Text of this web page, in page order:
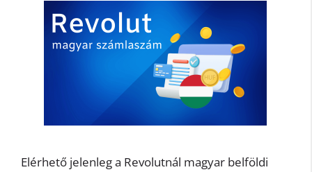
Elérhető jelenleg a Revolutnál magyar belföldi